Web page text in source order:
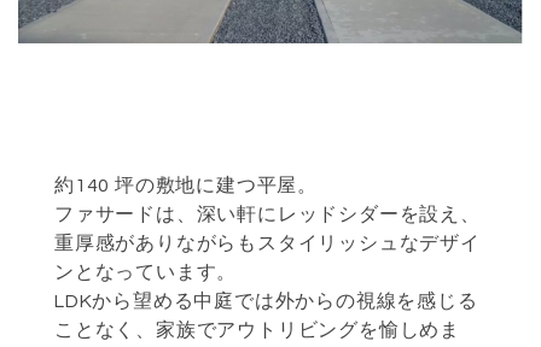
約140 坪の敷地に建つ平屋。
ファサードは、深い軒にレッドシダーを設え、
重厚感がありながらもスタイリッシュなデザイ
ンとなっています。
LDKから望める中庭では外からの視線を感じる
ことなく、家族でアウトリビングを愉しめま